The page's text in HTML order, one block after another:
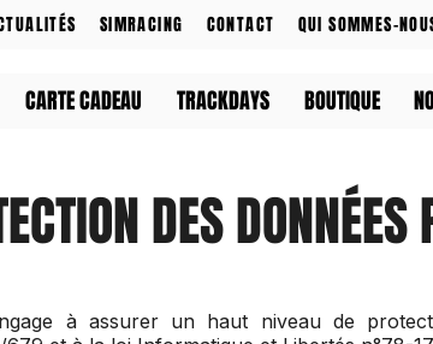
SIMRACING CONTACT QUI SOMMES-
CARTE CADEAU TRACKDAYS BOUTIQUE
DES DONNÉES
à assurer un haut niveau de